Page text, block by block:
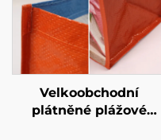
Velkoobchodní
plátněné plážové